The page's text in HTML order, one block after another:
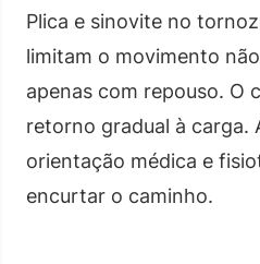
Plica e sinovite no
limitam o movimento
apenas com repouso. O
retorno gradual à carga.
orientação médica e
encurtar o caminho.